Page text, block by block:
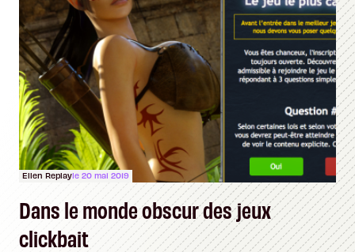
Ellen Replayle 20 mai 2019
Dans le monde obscur des jeux
clickbait